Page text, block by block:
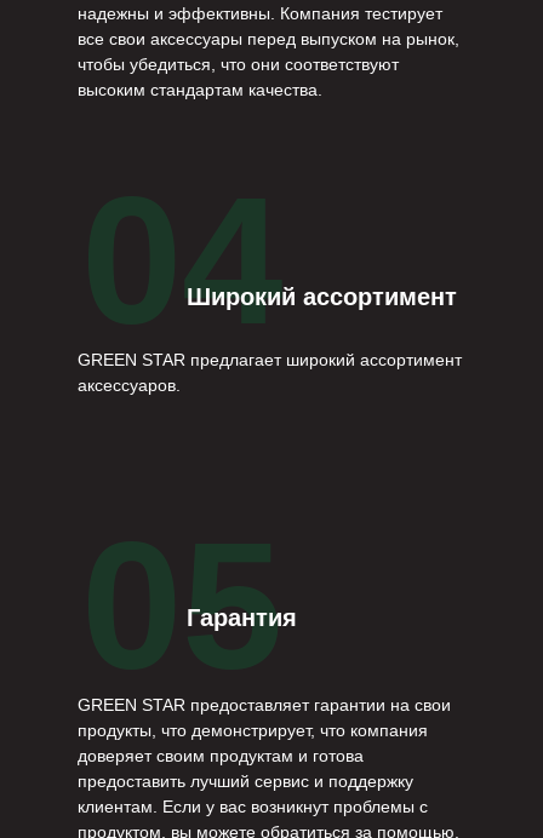
надежны и эффективны. Компания тестирует
все свои аксессуары перед выпуском на рынок,
чтобы убедиться, что они соответствуют
высоким стандартам качества.
04Широкий ассортимент
GREEN STAR предлагает широкий ассортимент
аксессуаров.
05
Гарантия
GREEN STAR предоставляет гарантии на свои
продукты, что демонстрирует, что компания
доверяет своим продуктам и готова
предоставить лучший сервис и поддержку
клиентам. Если у вас возникнут проблемы с
продуктом, вы можете обратиться за помощью.